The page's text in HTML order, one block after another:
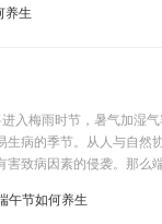
养生
入梅雨时节，暑气加湿气
生病的季节。从人与自然
害致病因素的侵袭。那么
患有慢性病或是爱美想减
午节如何养生